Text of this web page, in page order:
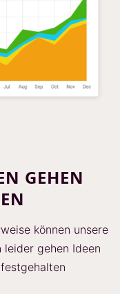
GEHEN
können unsere
leider gehen Ideen